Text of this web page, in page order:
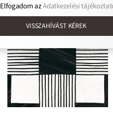
Elfogadom azAdatkezelési
VISSZAHÍVÁST KÉREK